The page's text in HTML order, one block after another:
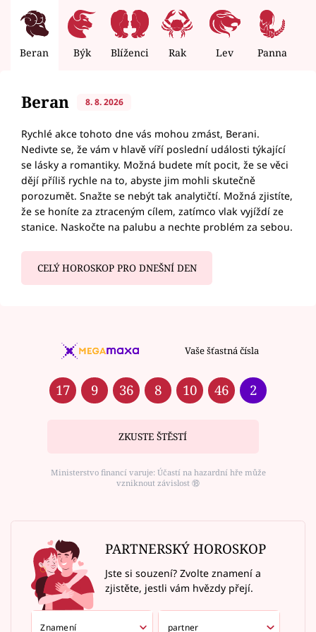
Beran Býk Blíženci Rak Lev Panna
Beran 8. 8. 2026
Rychlé akce tohoto dne vás mohou zmást, Berani.
Nedivte se, že vám v hlavě víří poslední události týkající
se lásky a romantiky. Možná budete mít pocit, že se věci
dějí příliš rychle na to, abyste jim mohli skutečně
porozumět. Snažte se nebýt tak analytičtí. Možná zjistíte,
že se honíte za ztraceným cílem, zatímco vlak vyjíždí ze
stanice. Naskočte na palubu a nechte problém za sebou.
CELÝ HOROSKOP PRO DNEŠNÍ DEN
Vaše šťastná čísla
17 9 36 8 10 46 2
ZKUSTE ŠTĚSTÍ
Ministerstvo financí varuje: Účastí na hazardní hře může
vzniknout závislost ⑱
PARTNERSKÝ HOROSKOP
Jste si souzení? Zvolte znamení a
zjistěte, jestli vám hvězdy přejí.